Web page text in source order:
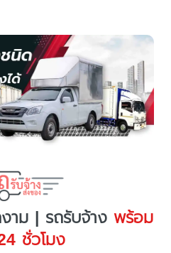
าม | รถรับจ้างพร้อม
ชั่วโมง